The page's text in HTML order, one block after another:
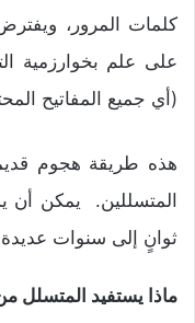
كلمات المرور،
على علم بخوارزمية
(أي جميع المفاتيح
هذه طريقة هجوم
المتسللين. يمكن
ثوانٍ إلى سنوات
ماذا يستفيد المتسلل